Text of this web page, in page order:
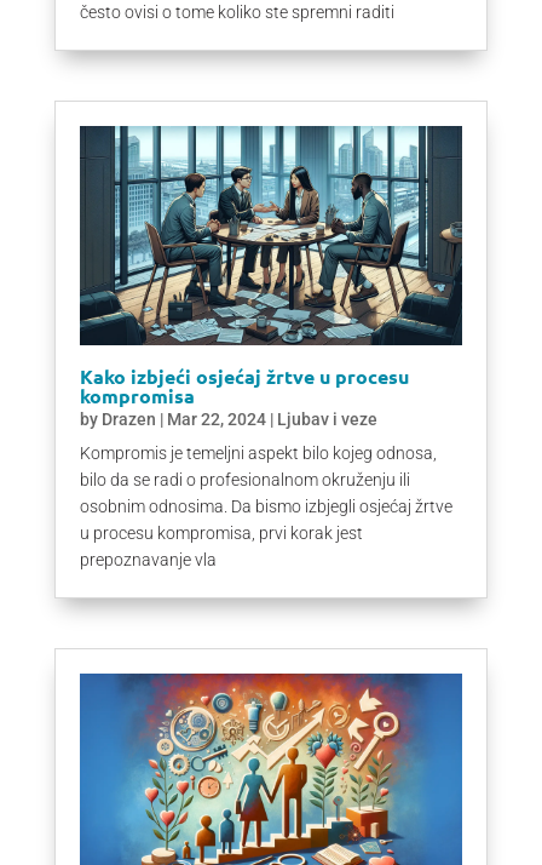
često ovisi o tome koliko ste spremni raditi
Kako izbjeći osjećaj žrtve u procesu
kompromisa
by Drazen | Mar 22, 2024| Ljubav i veze
Kompromis je temeljni aspekt bilo kojeg odnosa,
bilo da se radi o profesionalnom okruženju ili
osobnim odnosima. Da bismo izbjegli osjećaj žrtve
u procesu kompromisa, prvi korak jest
prepoznavanje vla